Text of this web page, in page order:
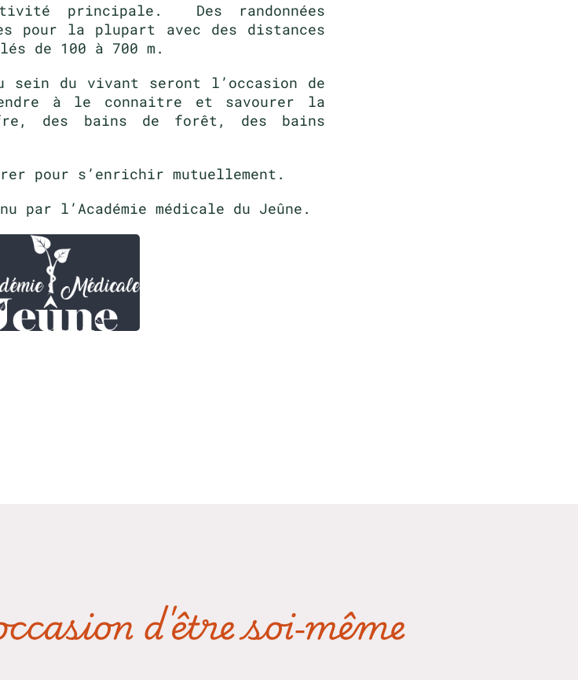
principale. Des randonnées
pour la plupart avec des distances
de 100 à 700 m.
sein du vivant seront l’occasion de
à le connaitre et savourer la
des bains de forêt, des bains
pour s’enrichir mutuellement.
par l’Académie médicale du Jeûne.
d'être soi‑même